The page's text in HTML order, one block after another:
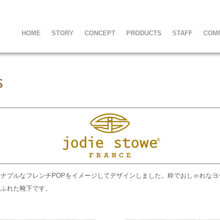
HOME STORY CONCEPT PRODUCTS STAFF
ブルなフレンチPOPをイメージしてデザインしました。粋でおしゃれな
れた靴下です。